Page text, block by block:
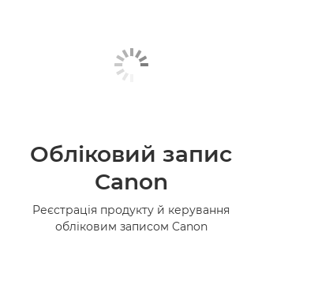
Обліковий запис
Canon
Реєстрація продукту й керування
обліковим записом Canon